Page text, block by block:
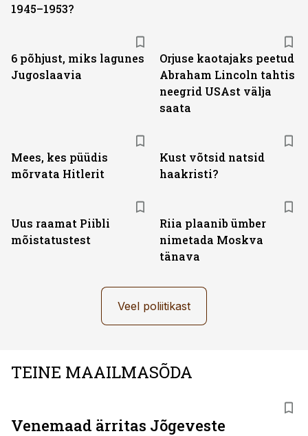
1945–1953?
6 põhjust, miks lagunes
Jugoslaavia
Orjuse kaotajaks peetud
Abraham Lincoln tahtis
neegrid USAst välja
saata
Mees, kes püüdis
mõrvata Hitlerit
Kust võtsid natsid
haakristi?
Uus raamat Piibli
mõistatustest
Riia plaanib ümber
nimetada Moskva
tänava
Veel poliitikast
TEINE MAAILMASÕDA
Venemaad ärritas Jõgeveste